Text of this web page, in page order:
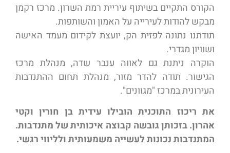
הקורס התקיים בשיתוף עיריית רמת השרון. מרכז רקמן
מבקש להודות לעירייה על האמון והשותפות.
תודתנו נתונה לפזית הק, יועצת לקידום מעמד האישה
ושוויון מגדרי.
הוקרה ניתנת גם לאווה ענבר שדה, מנהלת מרכז
הגישור. תודה להדר מזור, מנהלת תחום ההתנדבות
העירונית במרכז "מגוונים".
את ריכוז התוכנית הובילו עידית בן חורין וקטי
אהרון. בזכותן גובשה קבוצה איכותית של מתנדבות.
המתנדבות נכונות לעשייה משמעותית ולליווי רגשי.